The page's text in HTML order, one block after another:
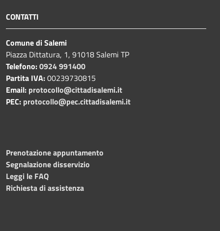
CONTATTI
Comune di Salemi
Piazza Dittatura, 1, 91018 Salemi TP
Telefono:0924 991400
Partita IVA:00239730815
Email: protocollo@cittadisalemi.it
PEC: protocollo@pec.cittadisalemi.it
Prenotazione appuntamento
Segnalazione disservizio
Leggi le FAQ
Richiesta di assistenza